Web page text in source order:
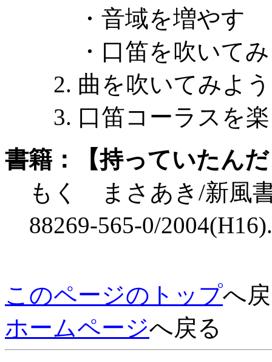
・音域を増やす
・口笛を吹いて
曲を吹いてみよう
口笛コーラスを
書籍：【持っていた
もく まさあき/新風
88269-565-0/
このページのトップへ
ホームページへ戻る